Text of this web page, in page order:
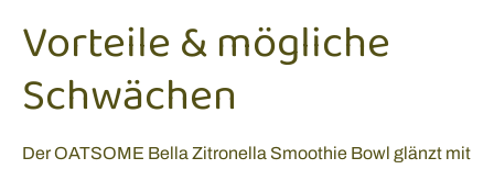
Vorteile & mögliche
Schwächen
Der OATSOME Bella Zitronella Smoothie Bowl glänzt mit